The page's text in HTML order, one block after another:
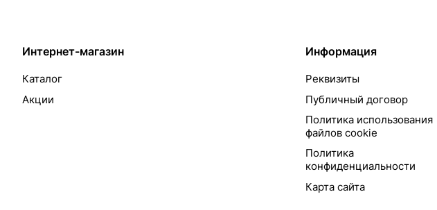
Интернет-магазин
Каталог
Акции
Информация
Реквизиты
Публичный договор
Политика использования
файлов cookie
Политика
конфиденциальности
Карта сайта